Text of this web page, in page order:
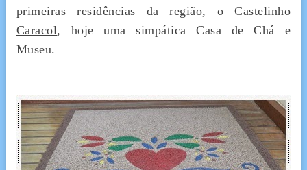
primeiras residências da região, oCastelinho
Caracol, hoje uma simpática Casa de Chá e
Museu.